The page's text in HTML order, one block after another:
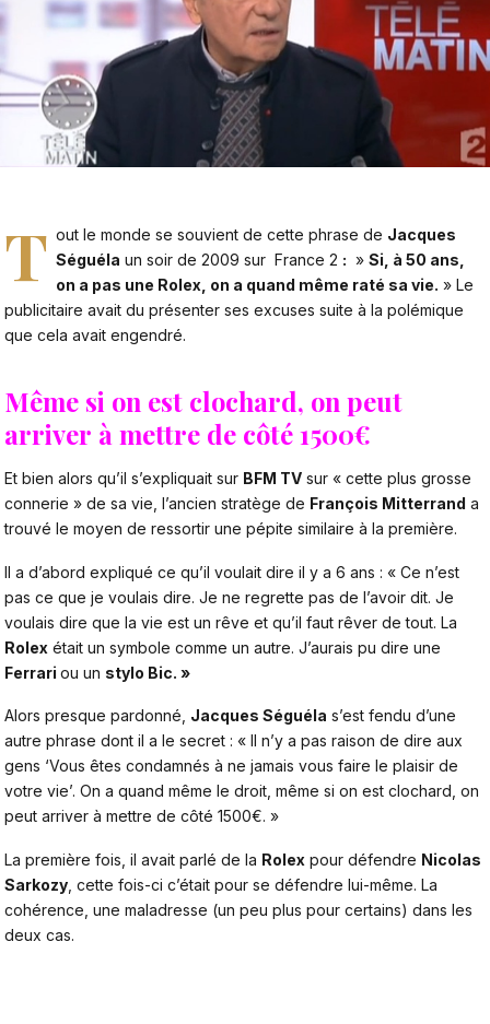
T out le monde se souvient de cette phrase de Jacques
Séguéla un soir de 2009 sur France 2 : »Si, à 50 ans,
on a pas une Rolex, on a quand même raté sa vie. » Le
publicitaire avait du présenter ses excuses suite à la polémique
que cela avait engendré.
Même si on est clochard, on peut
arriver à mettre de côté 1500€
Et bien alors qu’il s’expliquait sur BFM TV sur « cette plus grosse
connerie » de sa vie, l’ancien stratège de François Mitterrand a
trouvé le moyen de ressortir une pépite similaire à la première.
Il a d’abord expliqué ce qu’il voulait dire il y a 6 ans : « Ce n’est
pas ce que je voulais dire. Je ne regrette pas de l’avoir dit. Je
voulais dire que la vie est un rêve et qu’il faut rêver de tout. La
Rolex était un symbole comme un autre. J’aurais pu dire une
Ferrari ou un stylo Bic. »
Alors presque pardonné, Jacques Séguéla s’est fendu d’une
autre phrase dont il a le secret : « Il n’y a pas raison de dire aux
gens ‘Vous êtes condamnés à ne jamais vous faire le plaisir de
votre vie’. On a quand même le droit, même si on est clochard, on
peut arriver à mettre de côté 1500€. »
La première fois, il avait parlé de la Rolex pour défendre Nicolas
Sarkozy , cette fois-ci c’était pour se défendre lui-même. La
cohérence, une maladresse (un peu plus pour certains) dans les
deux cas.